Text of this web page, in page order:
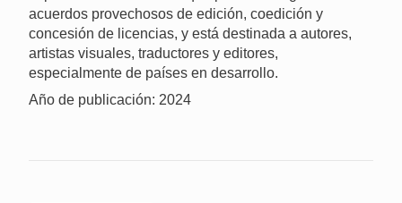
acuerdos provechosos de edición, coedición y
concesión de licencias, y está destinada a autores,
artistas visuales, traductores y editores,
especialmente de países en desarrollo.
Año de publicación: 2024